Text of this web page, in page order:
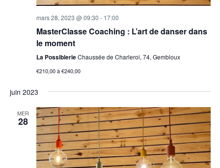
mars 28, 2023 @ 09:30 - 17:00
MasterClasse Coaching : L’art de danser dans
le moment
La PossiblerieChaussée de Charleroi, 74, Gembloux
€210,00 à €240,00
juin 2023
MER
28